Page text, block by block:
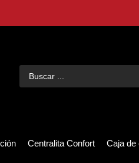
Centralita Confort Caja de